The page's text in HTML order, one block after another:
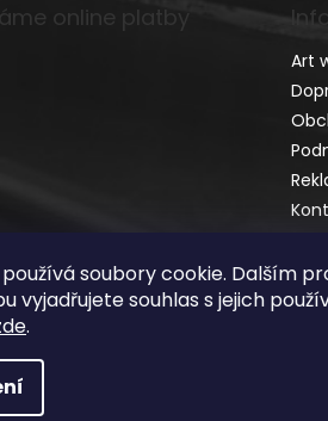
soubory cookie. Dalším
vyjadřujete souhlas s jejich
.
online platby
Art